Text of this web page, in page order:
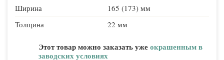
Этот товар можно заказать ужеокрашенным в
заводских условиях
Ширина
165 (173) мм
Толщина
22 мм